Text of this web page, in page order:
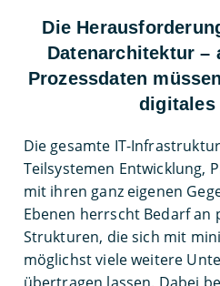
Die
Datenarchitektur –
Prozessdaten
digitales
Die gesamte IT-
Teilsystemen Entwicklung,
mit ihren ganz eigenen
Ebenen herrscht Bedarf an
Strukturen, die sich mit
möglichst viele weitere